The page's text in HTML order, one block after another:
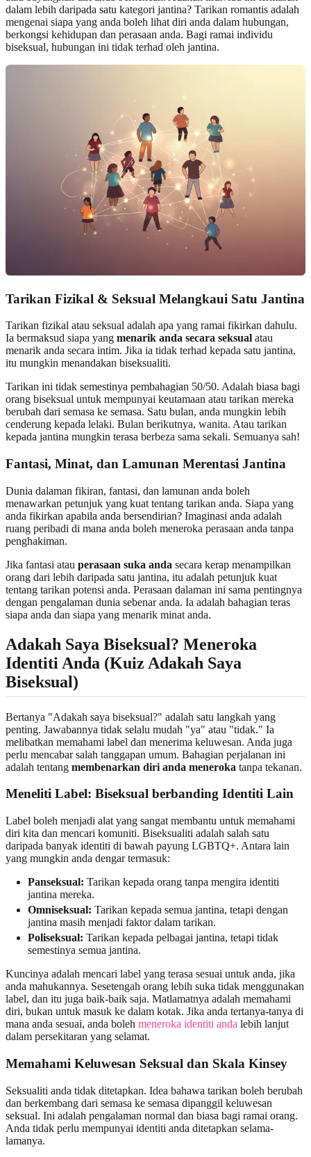
dalam lebih daripada satu kategori jantina? Tarikan romantis adalah
mengenai siapa yang anda boleh lihat diri anda dalam hubungan,
berkongsi kehidupan dan perasaan anda. Bagi ramai individu
biseksual, hubungan ini tidak terhad oleh jantina.
Tarikan Fizikal & Seksual Melangkaui Satu Jantina
Tarikan fizikal atau seksual adalah apa yang ramai fikirkan dahulu.
Ia bermaksud siapa yang menarik anda secara seksual atau
menarik anda secara intim. Jika ia tidak terhad kepada satu jantina,
itu mungkin menandakan biseksualiti.
Tarikan ini tidak semestinya pembahagian 50/50. Adalah biasa bagi
orang biseksual untuk mempunyai keutamaan atau tarikan mereka
berubah dari semasa ke semasa. Satu bulan, anda mungkin lebih
cenderung kepada lelaki. Bulan berikutnya, wanita. Atau tarikan
kepada jantina mungkin terasa berbeza sama sekali. Semuanya sah!
Fantasi, Minat, dan Lamunan Merentasi Jantina
Dunia dalaman fikiran, fantasi, dan lamunan anda boleh
menawarkan petunjuk yang kuat tentang tarikan anda. Siapa yang
anda fikirkan apabila anda bersendirian? Imaginasi anda adalah
ruang peribadi di mana anda boleh meneroka perasaan anda tanpa
penghakiman.
Jika fantasi atau perasaan suka anda secara kerap menampilkan
orang dari lebih daripada satu jantina, itu adalah petunjuk kuat
tentang tarikan potensi anda. Perasaan dalaman ini sama pentingnya
dengan pengalaman dunia sebenar anda. Ia adalah bahagian teras
siapa anda dan siapa yang menarik minat anda.
Adakah Saya Biseksual? Meneroka
Identiti Anda (Kuiz Adakah Saya
Biseksual)
Bertanya "Adakah saya biseksual?" adalah satu langkah yang
penting. Jawabannya tidak selalu mudah "ya" atau "tidak." Ia
melibatkan memahami label dan menerima keluwesan. Anda juga
perlu mencabar salah tanggapan umum. Bahagian perjalanan ini
adalah tentang membenarkan diri anda meneroka tanpa tekanan.
Meneliti Label: Biseksual berbanding Identiti Lain
Label boleh menjadi alat yang sangat membantu untuk memahami
diri kita dan mencari komuniti. Biseksualiti adalah salah satu
daripada banyak identiti di bawah payung LGBTQ+. Antara lain
yang mungkin anda dengar termasuk:
Panseksual: Tarikan kepada orang tanpa mengira identiti
jantina mereka.
Omniseksual: Tarikan kepada semua jantina, tetapi dengan
jantina masih menjadi faktor dalam tarikan.
Poliseksual: Tarikan kepada pelbagai jantina, tetapi tidak
semestinya semua jantina.
Kuncinya adalah mencari label yang terasa sesuai untuk anda, jika
anda mahukannya. Sesetengah orang lebih suka tidak menggunakan
label, dan itu juga baik-baik saja. Matlamatnya adalah memahami
diri, bukan untuk masuk ke dalam kotak. Jika anda tertanya-tanya di
mana anda sesuai, anda boleh meneroka identiti anda lebih lanjut
dalam persekitaran yang selamat.
Memahami Keluwesan Seksual dan Skala Kinsey
Seksualiti anda tidak ditetapkan. Idea bahawa tarikan boleh berubah
dan berkembang dari semasa ke semasa dipanggil keluwesan
seksual. Ini adalah pengalaman normal dan biasa bagi ramai orang.
Anda tidak perlu mempunyai identiti anda ditetapkan selama-
lamanya.